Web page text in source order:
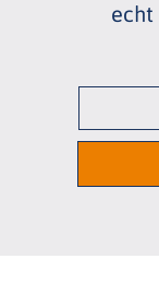
echt
mailadres